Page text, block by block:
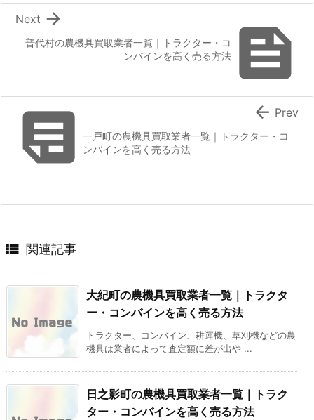

普代村の農機具買取業者一覧｜トラクター・コ
ンバインを高く売る方法

Next
一戸町の農機具買取業者一覧｜トラクター・コ
ンバインを高く売る方法
 Prev
 関連記事
大紀町の農機具買取業者一覧｜トラクタ
ー・コンバインを高く売る方法
トラクター、コンバイン、耕運機、草刈機などの農
機具は業者によって査定額に差が出や ...
日之影町の農機具買取業者一覧｜トラク
ター・コンバインを高く売る方法